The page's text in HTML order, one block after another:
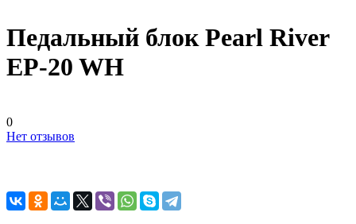
Педальный блок Pearl River
EP-20 WH
0
Нет отзывов